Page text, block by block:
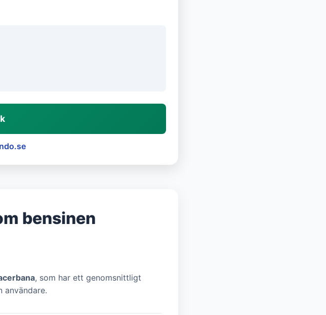
bensinen
, som har ett genomsnittligt
användare.